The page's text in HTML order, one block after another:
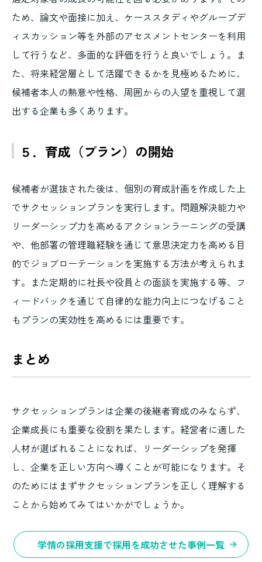
ため、論文や面接に加え、ケーススタディやグループデ
ィスカッション等を外部のアセスメントセンターを利用
して行うなど、多面的な評価を行うと良いでしょう。ま
た、将来経営層として活躍できるかを見極めるために、
候補者本人の熱意や性格、周囲からの人望を重視して選
出する企業も多くあります。
５．育成（プラン）の開始
候補者が選抜された後は、個別の育成計画を作成した上
でサクセッションプランを実行します。問題解決能力や
リーダーシップ力を高めるアクションラーニングの受講
や、他部署の管理職経験を通じて意思決定力を高める目
的でジョブローテーションを実施する方法が考えられま
す。また定期的に社長や役員との面談を実施する等、フ
ィードバックを通じて自律的な能力向上につなげること
もプランの実効性を高めるには重要です。
まとめ
サクセッションプランは企業の後継者育成のみならず、
企業成長にも重要な役割を果たします。経営者に適した
人材が選ばれることになれば、リーダーシップを発揮
し、企業を正しい方向へ導くことが可能になります。そ
のためにはまずサクセッションプランを正しく理解する
ことから始めてみてはいかがでしょうか。
学情の採用支援で採用を成功させた事例一覧